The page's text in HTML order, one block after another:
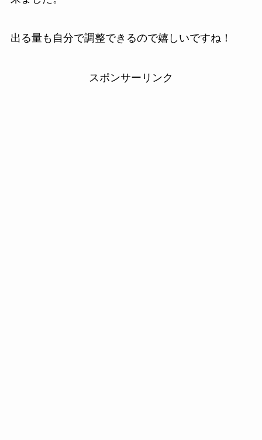
出る量も自分で調整できるので嬉しいですね！
スポンサーリンク